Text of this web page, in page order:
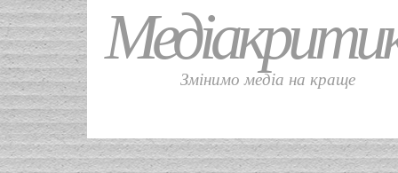
Змінимо медіа на краще